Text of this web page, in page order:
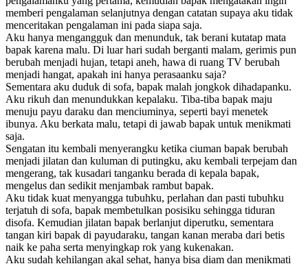
memberi pengalaman selanjutnya dengan catatan supaya aku tidak
menceritakan pengalaman ini pada siapa saja.
Aku hanya mengangguk dan menunduk, tak berani kutatap mata
bapak karena malu. Di luar hari sudah berganti malam, gerimis pun
berubah menjadi hujan, tetapi aneh, hawa di ruang TV berubah
menjadi hangat, apakah ini hanya perasaanku saja?
Sementara aku duduk di sofa, bapak malah jongkok dihadapanku.
Aku rikuh dan menundukkan kepalaku. Tiba-tiba bapak maju
menuju payu daraku dan menciuminya, seperti bayi menetek
ibunya. Aku berkata malu, tetapi di jawab bapak untuk menikmati
saja.
Sengatan itu kembali menyerangku ketika ciuman bapak berubah
menjadi jilatan dan kuluman di putingku, aku kembali terpejam dan
mengerang, tak kusadari tanganku berada di kepala bapak,
mengelus dan sedikit menjambak rambut bapak.
Aku tidak kuat menyangga tubuhku, perlahan dan pasti tubuhku
terjatuh di sofa, bapak membetulkan posisiku sehingga tiduran
disofa. Kemudian jilatan bapak berlanjut diperutku, sementara
tangan kiri bapak di payudaraku, tangan kanan meraba dari betis
naik ke paha serta menyingkap rok yang kukenakan.
Aku sudah kehilangan akal sehat, hanya bisa diam dan menikmati